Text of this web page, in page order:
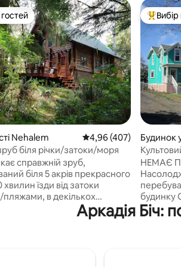
гостей
Nehalem Середня оцінка: 4,96 з
4,96 (407)
біля річки/затоки/моря
справжній зруб,
біля 5 акрів прекрасного
хвилин їзди від затоки
в декількох
від річки. Сільський і
з сучасними зручностями
Топ
Будинок
НЕМАЄ
будинку
будинок
Аркадія Біч: